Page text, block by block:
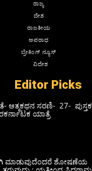
ರಾಜ್ಯ
ದೇಶ
ರಾಜಕೀಯ
ಅಪರಾಧ
ಬ್ರೇಕಿಂಗ್ ನ್ಯೂಸ್
ವಿದೇಶ
Editor Picks
ಆತ್ಮಕಥನ ಸರಣಿ- 27- ಪುಸ್ತಕ
ಯಾತ್ರೆ
ಮಾಡುವುದೆಂದರೆ ಶೋಷಣೆಯ